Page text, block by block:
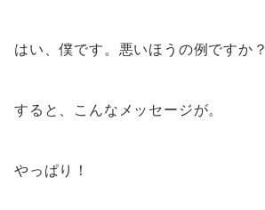
はい、僕です。悪いほうの例ですか？
すると、こんなメッセージが。
やっぱり！